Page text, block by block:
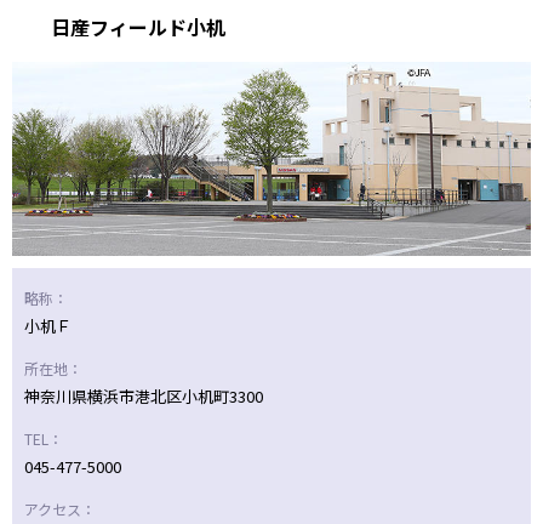
-
日産フィールド小机
略称：
小机Ｆ
所在地：
神奈川県横浜市港北区小机町3300
TEL：
045-477-5000
アクセス：